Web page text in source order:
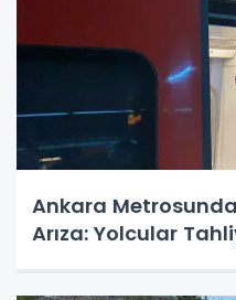
Ankara
Arıza: Yolcular